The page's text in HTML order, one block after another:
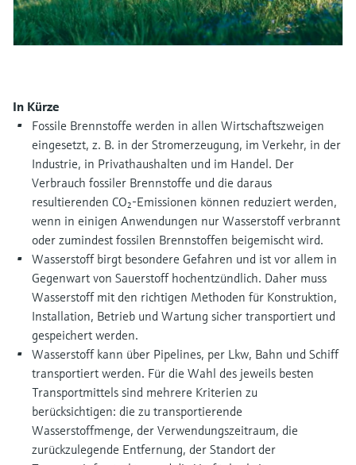
Device Viewer
Produktspezifische Informationen und
Ersatzteilsuche
Ersatzteile anhand von Produktwurzel,
Bestellcode oder Seriennummer finden
Füllstandsmessung
Füllstandsmessung Druck
Analysatoren für Härte, Eisen,
Aluminium & Chromat
Mikrowellentransmission
Memosens-Technologie
Alle ansehen
In Kürze
Fossile Brennstoffe werden in allen Wirtschaftszweigen
eingesetzt, z. B. in der Stromerzeugung, im Verkehr, in der
Industrie, in Privathaushalten und im Handel. Der
Verbrauch fossiler Brennstoffe und die daraus
resultierenden CO₂-Emissionen können reduziert werden,
wenn in einigen Anwendungen nur Wasserstoff verbrannt
oder zumindest fossilen Brennstoffen beigemischt wird.
Wasserstoff birgt besondere Gefahren und ist vor allem in
Gegenwart von Sauerstoff hochentzündlich. Daher muss
Wasserstoff mit den richtigen Methoden für Konstruktion,
Installation, Betrieb und Wartung sicher transportiert und
gespeichert werden.
Wasserstoff kann über Pipelines, per Lkw, Bahn und Schiff
transportiert werden. Für die Wahl des jeweils besten
Transportmittels sind mehrere Kriterien zu
berücksichtigen: die zu transportierende
Wasserstoffmenge, der Verwendungszeitraum, die
zurückzulegende Entfernung, der Standort der